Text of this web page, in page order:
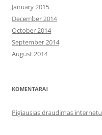
January 2015
December 2014
October 2014
September 2014
August 2014
KOMENTARAI
Pigiausias draudimas internetu